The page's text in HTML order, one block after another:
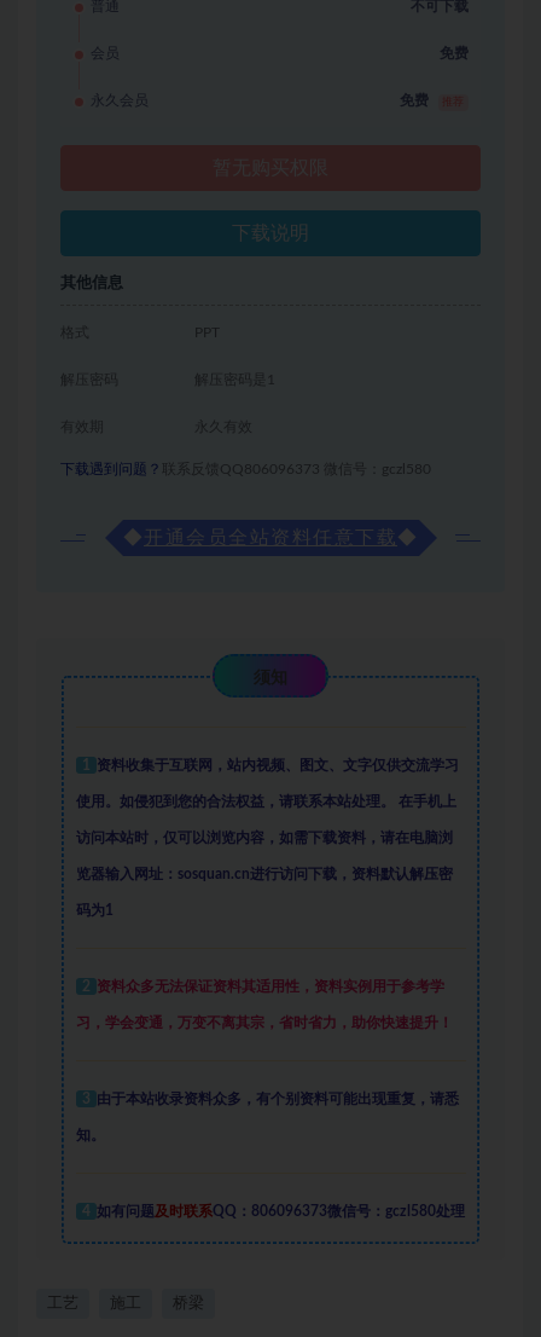
普通 不可下载
会员 免费
永久会员 免费
下载说明
其他信息
格式
解压密码是1
有效期 永久有效
下载遇到问题？ 联系反馈QQ806096373 微信号：gczl580
◆ 开通会员全站资料任意下载◆
须知
1 资料收集于互联网 ， 站内视频、图文、文字仅供交流学习
使用。如侵犯到您的合法权益，请联系本站处理。 在手机上
访问本站时，仅可以浏览内容，如需下载资料，请在电脑浏
览器输入网址：sosquan.cn进行访问下载， 资料默认解压密
码为1
2 资料众多无法保证资料其适用性，资料实例 用于参考学
习，学会变通，万变不离其宗，省时省力，助你快速提升！
3 由于本站收录资料众多，有个别资料可能出现重复，请悉
知。
4 如有问题 及时联系QQ：806096373微信号：gczl580处理
工艺 施工 桥梁